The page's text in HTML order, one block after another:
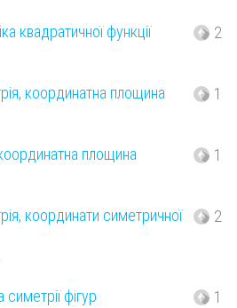
квадратичної функції 2
координатна площина 1
площина 1
координати симетричної
2
фігур 1